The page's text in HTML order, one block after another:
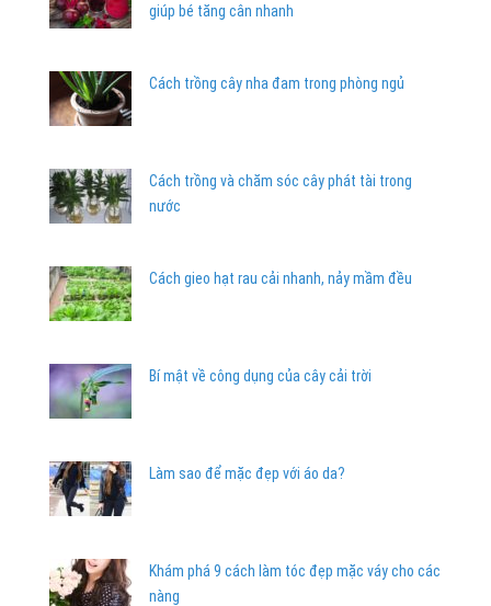
giúp bé tăng cân nhanh
Cách trồng cây nha đam trong phòng ngủ
Cách trồng và chăm sóc cây phát tài trong
nước
Cách gieo hạt rau cải nhanh, nảy mầm đều
Bí mật về công dụng của cây cải trời
Làm sao để mặc đẹp với áo da?
Khám phá 9 cách làm tóc đẹp mặc váy cho các
nàng